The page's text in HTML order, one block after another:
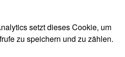
setzt dieses Cookie, um
zu speichern und zu zählen.